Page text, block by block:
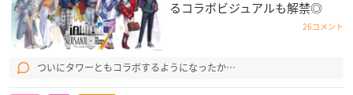
るコラボビジュアルも解禁◎
26コメント
ついにタワーともコラボするようになったか…